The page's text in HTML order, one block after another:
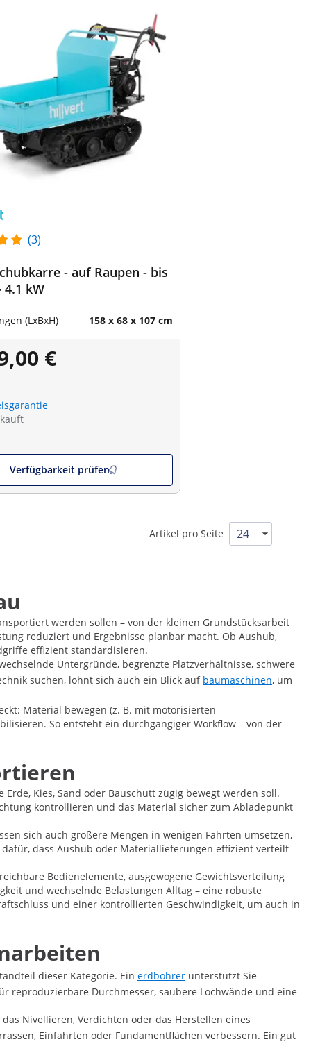
(3)
- auf Raupen - bis
4.1 kW
(LxBxH) 158 x 68 x 107 cm
€
Verfügbarkeit prüfen
Artikel pro Seite
werden sollen – von der kleinen Grundstücksarbeit
reduziert und Ergebnisse planbar macht. Ob Aushub,
effizient standardisieren.
Untergründe, begrenzte Platzverhältnisse, schwere
suchen, lohnt sich auch ein Blick auf baumaschinen, um
Material bewegen (z. B. mit motorisierten
So entsteht ein durchgängiger Workflow – von der
Kies, Sand oder Bauschutt zügig bewegt werden soll.
kontrollieren und das Material sicher zum Abladepunkt
sich auch größere Mengen in wenigen Fahrten umsetzen,
dass Aushub oder Materiallieferungen effizient verteilt
Bedienelemente, ausgewogene Gewichtsverteilung
und wechselnde Belastungen Alltag – eine robuste
und einer kontrollierten Geschwindigkeit, um auch in
dieser Kategorie. Ein erdbohrer unterstützt Sie
reproduzierbare Durchmesser, saubere Lochwände und eine
Nivellieren, Verdichten oder das Herstellen eines
Einfahrten oder Fundamentflächen verbessern. Ein gut